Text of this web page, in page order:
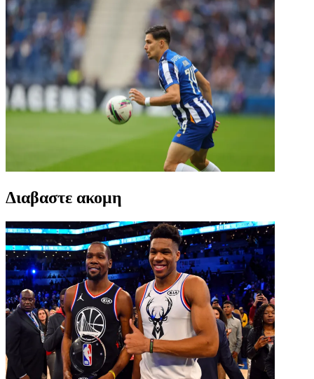
Διαβαστε ακομη